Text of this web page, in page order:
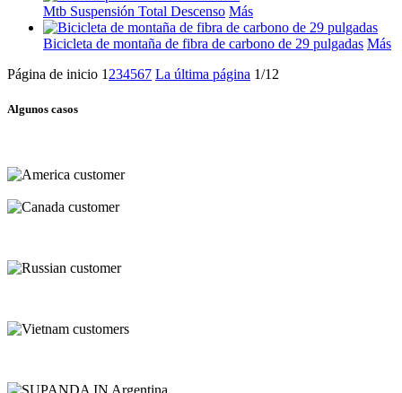
Mtb Suspensión Total Descenso Más
Bicicleta de montaña de fibra de carbono de 29 pulgadas Más
Página de inicio 1 234567 La última página 1/12
Algunos casos